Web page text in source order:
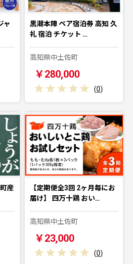
ャ
黒潮本陣 ペア宿泊券 高知 久
礼 宿泊 チケット …
高知県中土佐町
￥280,000
(0)
産
【定期便全3回 2ヶ月毎にお
届け】 四万十鶏 おい…
高知県中土佐町
￥23,000
(0)